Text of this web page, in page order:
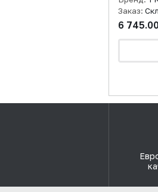
Заказ:
6